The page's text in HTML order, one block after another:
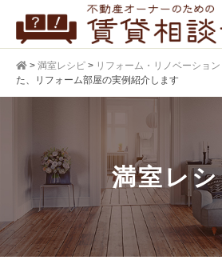
> 満室レシピ > リフォーム・リノベーション
た、リフォーム部屋の実例紹介します
満室レ